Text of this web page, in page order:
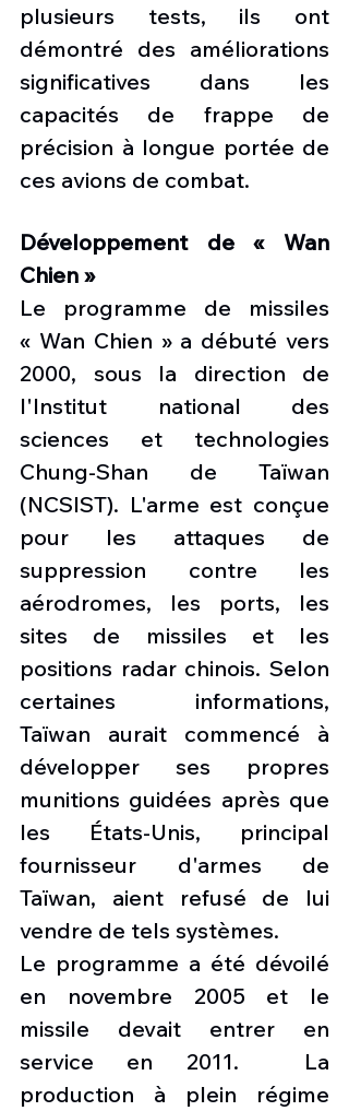
plusieurs tests, ils ont
démontré des améliorations
significatives dans les
capacités de frappe de
précision à longue portée de
ces avions de combat.
Développement de « Wan
Chien »
Le programme de missiles
« Wan Chien » a débuté vers
2000, sous la direction de
l'Institut national des
sciences et technologies
Chung-Shan de Taïwan
(NCSIST). L'arme est conçue
pour les attaques de
suppression contre les
aérodromes, les ports, les
sites de missiles et les
positions radar chinois. Selon
certaines informations,
Taïwan aurait commencé à
développer ses propres
munitions guidées après que
les États-Unis, principal
fournisseur d'armes de
Taïwan, aient refusé de lui
vendre de tels systèmes.
Le programme a été dévoilé
en novembre 2005 et le
missile devait entrer en
service en 2011.  La
production à plein régime